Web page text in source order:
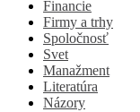
Financie
Firmy a trhy
Spoločnosť
Svet
Manažment
Literatúra
Názory